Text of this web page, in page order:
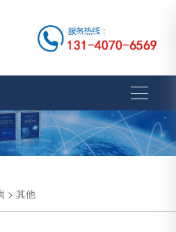
> 其他